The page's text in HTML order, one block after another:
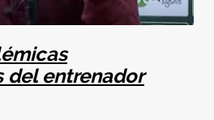
del entrenador